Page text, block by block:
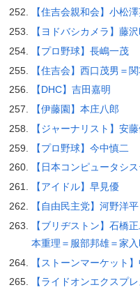
【住吉会親和会】小松
【ヨドバシカメラ】藤
【プロ野球】長嶋一茂
【住吉会】西口茂男＝
【DHC】吉田嘉明
【伊藤園】本庄八郎
【ジャーナリスト】安
【プロ野球】今中慎二
【日本コンピュータシ
【アイドル】早見優
【自由民主党】河野洋平
【ブリヂストン】石橋
本重理＝服部邦雄＝家
【ストーンマーケット
【ライドオンエクスプ